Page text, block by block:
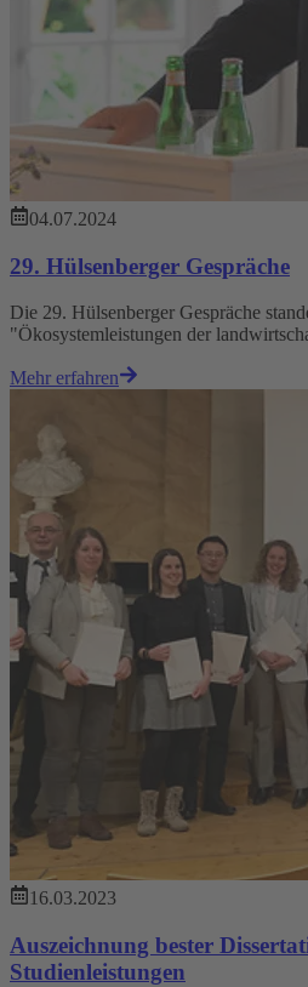
04.07.2024
29. Hülsenberger Gespräche
Die 29. Hülsenberger Gespräche
"Ökosystemleistungen der
Mehr erfahren
16.03.2023
Auszeichnung bester
Studienleistungen